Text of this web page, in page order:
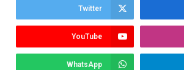
Twitter
YouTube
WhatsApp